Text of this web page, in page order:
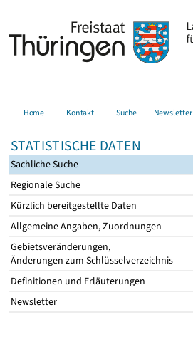
Home Kontakt Suche Newsletter
STATISTISCHE DATEN
Sachliche Suche
Regionale Suche
Kürzlich bereitgestellte Daten
Allgemeine Angaben, Zuordnungen
Gebietsveränderungen,
Änderungen zum Schlüsselverzeichnis
Definitionen und Erläuterungen
Newsletter